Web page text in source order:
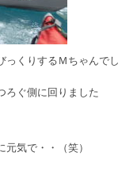
っくりするＭちゃんでし
ろぐ側に回りました
気で・・（笑）